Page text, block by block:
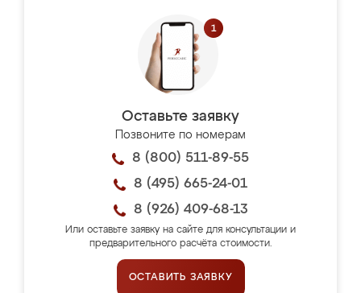
Оставьте заявку
Позвоните по номерам
8 (800) 511-89-55
8 (495) 665-24-01
8 (926) 409-68-13
Или оставьте заявку на сайте для консультации и
предварительного расчёта стоимости.
ОСТАВИТЬ ЗАЯВКУ